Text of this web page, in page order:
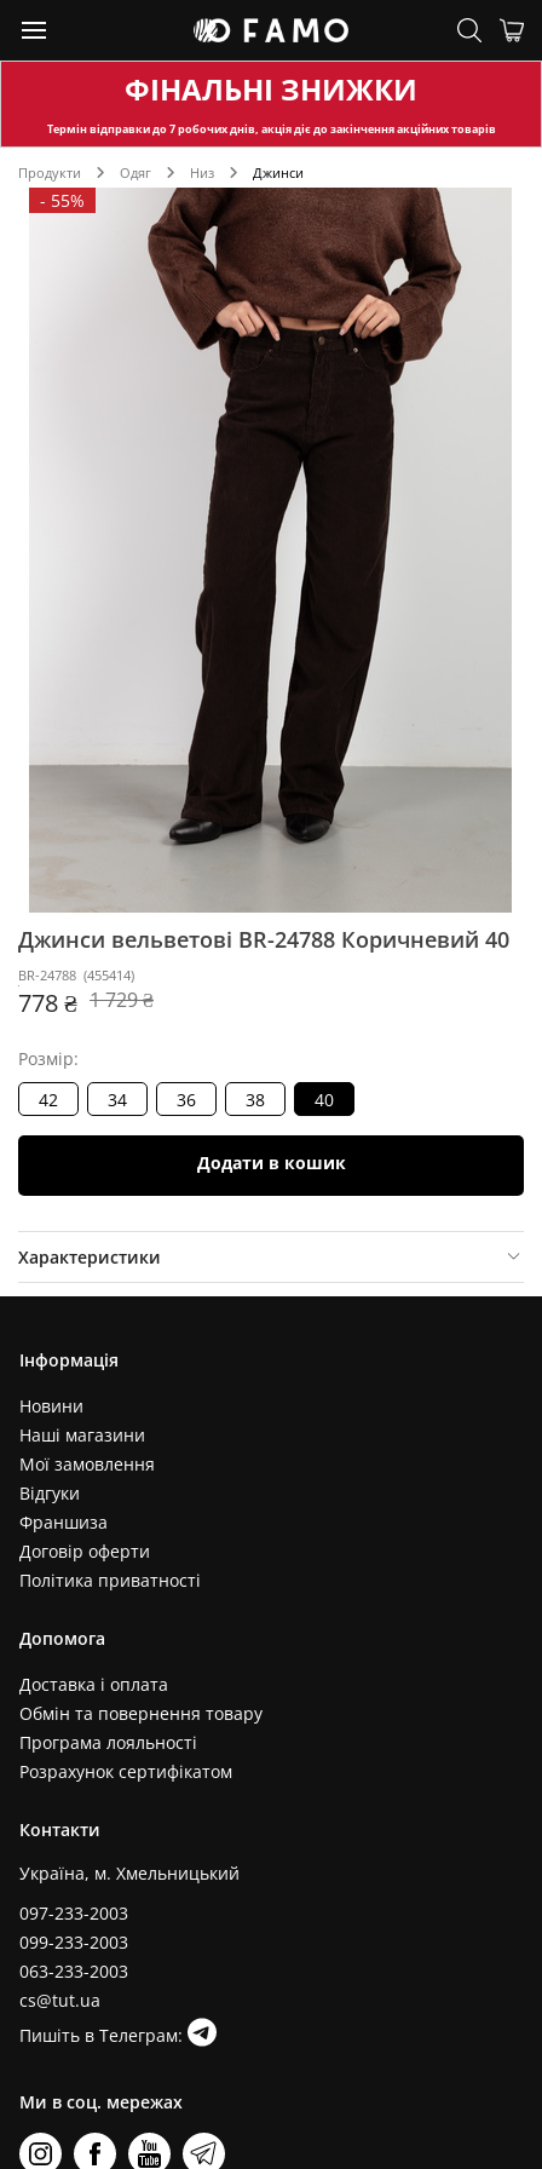
ФІНАЛЬНІ ЗНИЖКИ
Термін відправкидо 7 робочих днів, акція діє до закінчення акційних товарів
Продукти Одяг Низ Джинси
- 55%
Джинси вельветові BR-24788 Коричневий 40
BR-24788 (455414)
778 ₴ 1 729 ₴
Розмір:
42
34 36 38 40
Додати в кошик
Характеристики
Відгуки (0)
Інформація
Новини
Наші магазини
Мої замовлення
Відгуки
Франшиза
Договір оферти
Політика приватності
Допомога
Доставка і оплата
Обмін та повернення товару
Програма лояльності
Розрахунок сертифікатом
Контакти
Україна, м. Хмельницький
097-233-2003
099-233-2003
063-233-2003
cs@tut.ua
Пишіть в Телеграм:
Ми в соц. мережах